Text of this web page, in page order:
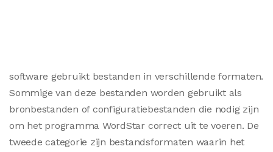
software gebruikt bestanden in verschillende formaten.
Sommige van deze bestanden worden gebruikt als
bronbestanden of configuratiebestanden die nodig zijn
om het programma WordStar correct uit te voeren. De
tweede categorie zijn bestandsformaten waarin het